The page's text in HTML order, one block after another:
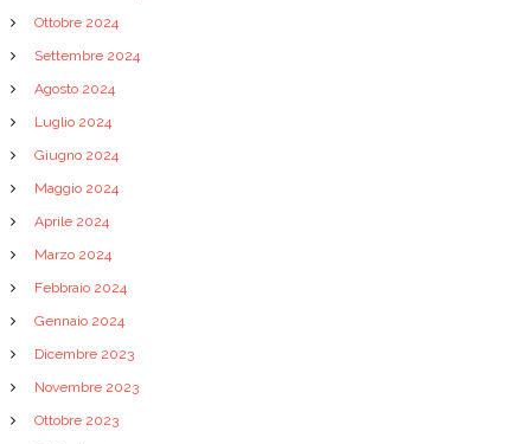
Ottobre 2024
Settembre 2024
Agosto 2024
Luglio 2024
Giugno 2024
Maggio 2024
Aprile 2024
Marzo 2024
Febbraio 2024
Gennaio 2024
Dicembre 2023
Novembre 2023
Ottobre 2023